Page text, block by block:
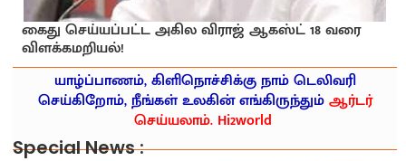
கைது செய்யப்பட்ட அகில விராஜ் ஆகஸ்ட் 18 வரை
விளக்கமறியல்!
யாழ்ப்பாணம், கிளிநொச்சிக்கு நாம் டெலிவரி
செய்கிறோம், நீங்கள் உலகின் எங்கிருந்தும்ஆர்டர்
செய்யலாம். Hi2world
Special News :